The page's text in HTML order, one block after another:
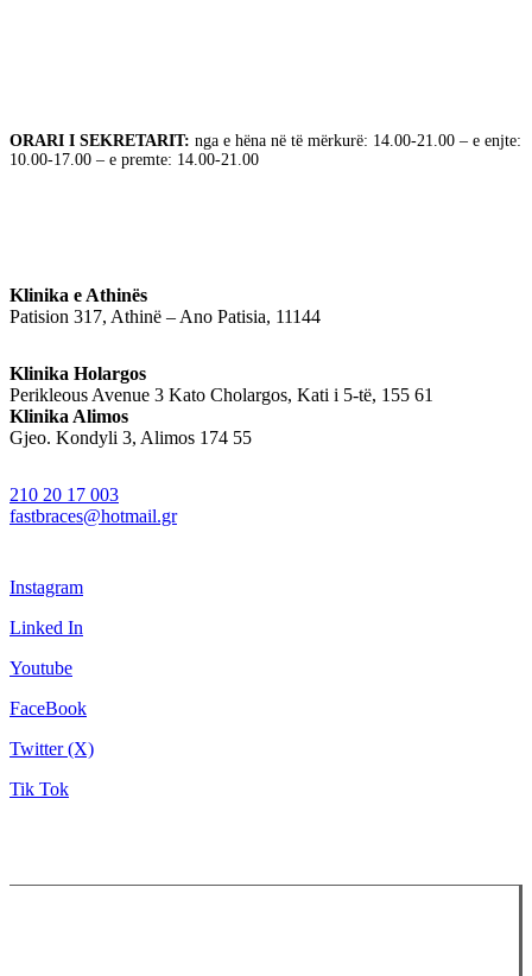
ORARI I SEKRETARIT: nga e hëna në të mërkurë: 14.00-21.00 – e enjte:
10.00-17.00 – e premte: 14.00-21.00
Klinika e Athinës
Patision 317, Athinë – Ano Patisia, 11144
Klinika Holargos
Perikleous Avenue 3 Kato Cholargos, Kati i 5-të, 155 61
Klinika Alimos
Gjeo. Kondyli 3, Alimos 174 55
210 20 17 003
fastbraces@hotmail.gr
Instagram
Linked In
Youtube
FaceBook
Twitter (X)
Tik Tok